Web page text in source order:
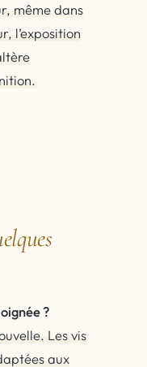
même dans
l’exposition
?
Les vis
aux